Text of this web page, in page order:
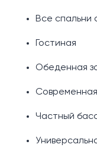
Все спальни
Гостиная
Обеденная
Частный